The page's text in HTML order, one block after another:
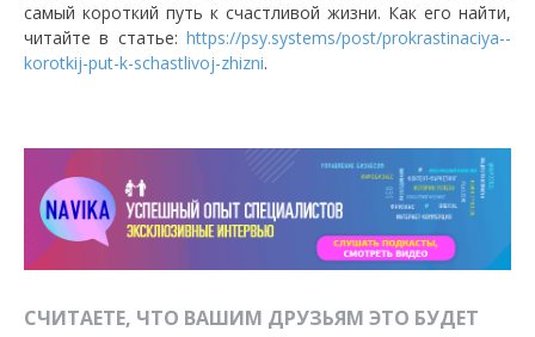
самый короткий путь к счастливой жизни. Как его найти,
читайте в статье: https://psy.systems/post/prokrastinaciya--
korotkij-put-k-schastlivoj-zhizni.
СЧИТАЕТЕ, ЧТО ВАШИМ ДРУЗЬЯМ ЭТО БУДЕТ